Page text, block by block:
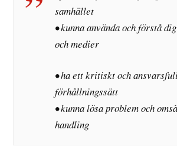
samhället
• kunna använda och förstå
och medier
• ha ett kritiskt och
förhållningssätt
• kunna lösa problem och
handling